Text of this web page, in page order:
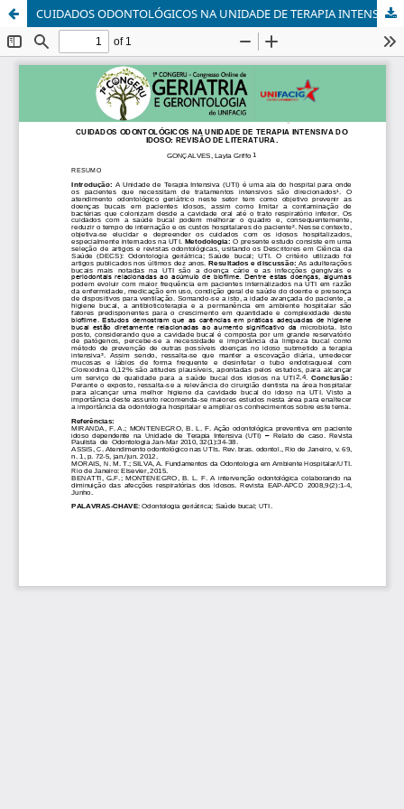
CUIDADOS ODONTOLÓGICOS NA UNIDADE DE TERAPIA INTENSIVA DO IDOSO: REVISÃO DE LITERATURA